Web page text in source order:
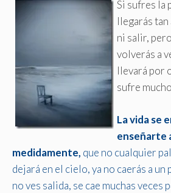
Si sufres la
llegarás tan
ni salir,
volverás a
llevará por
sufre
La vida se
enseñarte
medidamente, que no cualquier
dejará en el cielo, ya no caerás a
no ves salida, se cae muchas veces